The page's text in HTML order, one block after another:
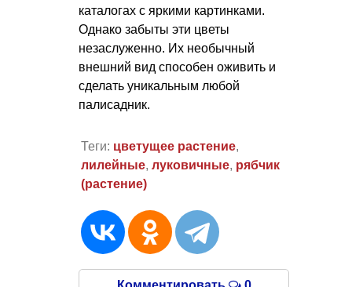
каталогах с яркими картинками.
Однако забыты эти цветы
незаслуженно. Их необычный
внешний вид способен оживить и
сделать уникальным любой
палисадник.
Теги: цветущее растение,
лилейные, луковичные, рябчик
(растение)